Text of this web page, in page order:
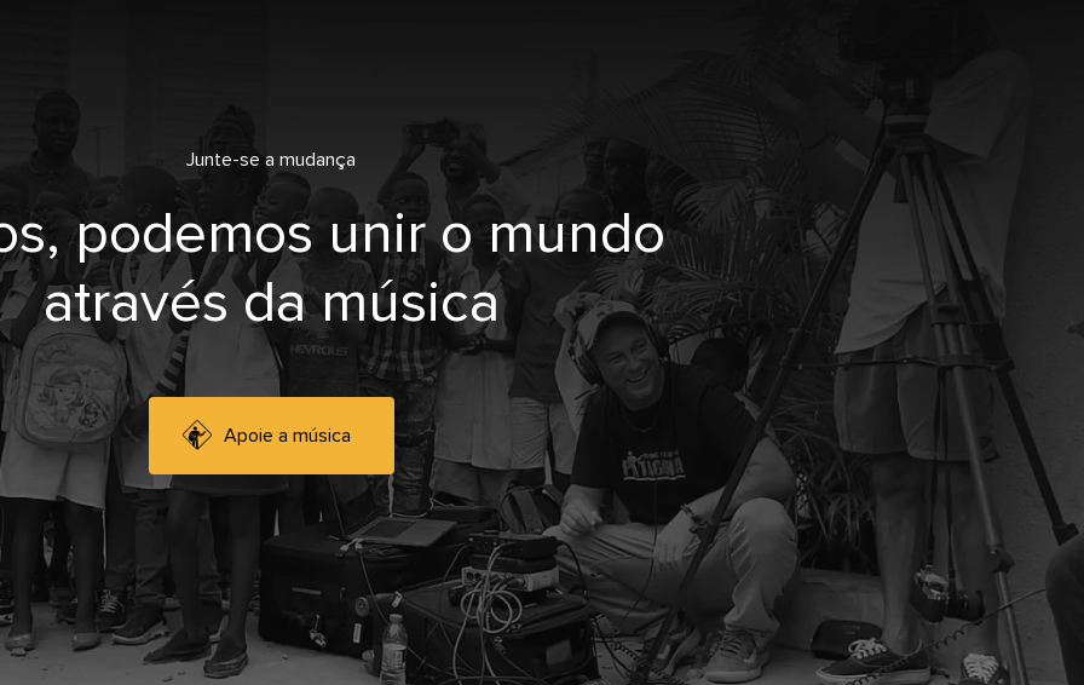
Junte-se a mudança
podemos unir o mundo
através da música
Apoie a música